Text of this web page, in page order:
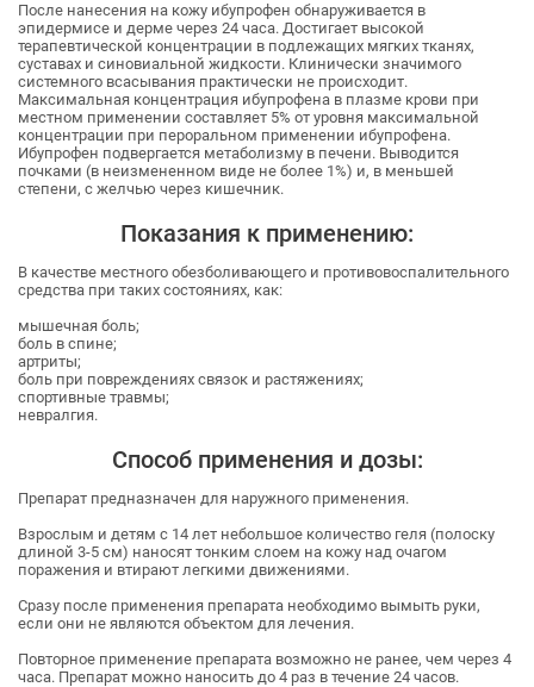
После нанесения на кожу ибупрофен обнаруживается в
эпидермисе и дерме через 24 часа. Достигает высокой
терапевтической концентрации в подлежащих мягких тканях,
суставах и синовиальной жидкости. Клинически значимого
системного всасывания практически не происходит.
Максимальная концентрация ибупрофена в плазме крови при
местном применении составляет 5% от уровня максимальной
концентрации при пероральном применении ибупрофена.
Ибупрофен подвергается метаболизму в печени. Выводится
почками (в неизмененном виде не более 1%) и, в меньшей
степени, с желчью через кишечник.
Показания к применению:
В качестве местного обезболивающего и противовоспалительного
средства при таких состояниях, как:
мышечная боль;
боль в спине;
артриты;
боль при повреждениях связок и растяжениях;
спортивные травмы;
невралгия.
Способ применения и дозы:
Препарат предназначен для наружного применения.
Взрослым и детям с 14 лет небольшое количество геля (полоску
длиной 3-5 см) наносят тонким слоем на кожу над очагом
поражения и втирают легкими движениями.
Сразу после применения препарата необходимо вымыть руки,
если они не являются объектом для лечения.
Повторное применение препарата возможно не ранее, чем через 4
часа. Препарат можно наносить до 4 раз в течение 24 часов.